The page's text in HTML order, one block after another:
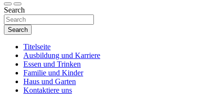
voking-bilora.de
Search
Search
Titelseite
Ausbildung und Karriere
Essen und Trinken
Familie und Kinder
Haus und Garten
Kontaktiere uns